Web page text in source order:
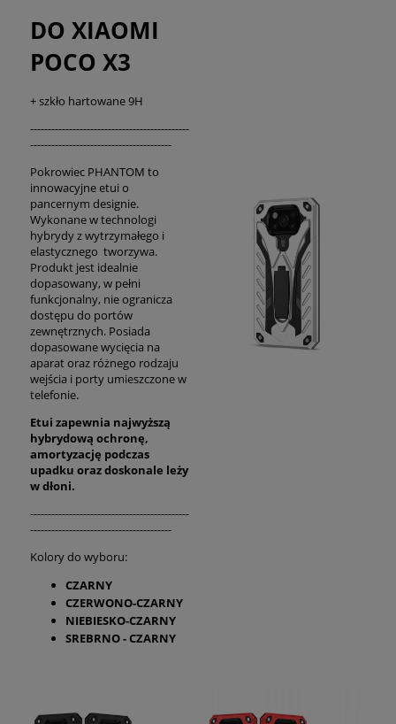
DO XIAOMI
POCO X3
+ szkło hartowane 9H
---------------------------------------------
----------------------------------------
Pokrowiec PHANTOM to
innowacyjne etui o
pancernym designie.
Wykonane w technologi
hybrydy z wytrzymałego i
elastycznego tworzywa.
Produkt jest idealnie
dopasowany, w pełni
funkcjonalny, nie ogranicza
dostępu do portów
zewnętrznych. Posiada
dopasowane wycięcia na
aparat oraz różnego rodzaju
wejścia i porty umieszczone w
telefonie.
Etui zapewnia najwyższą
hybrydową ochronę,
amortyzację podczas
upadku orazdoskonale leży
w dłoni.
---------------------------------------------
----------------------------------------
Kolory do wyboru:
CZARNY
CZERWONO-CZARNY
NIEBIESKO-CZARNY
SREBRNO - CZARNY